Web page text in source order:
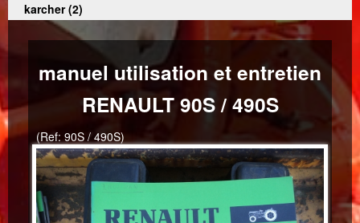
karcher (2)
manuel utilisation et entretien
RENAULT 90S / 490S
(Ref: 90S / 490S)